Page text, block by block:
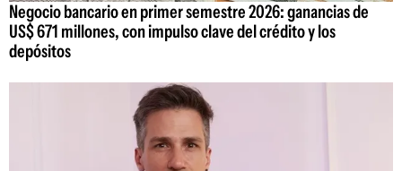
Negocio bancario en primer semestre 2026: ganancias de
US$ 671 millones, con impulso clave del crédito y los
depósitos